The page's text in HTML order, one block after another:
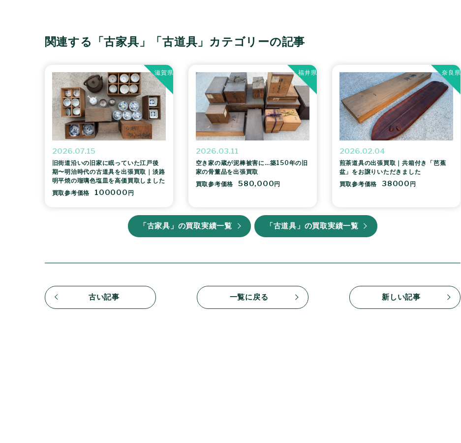
関連する「古家具」「古道具」カテゴリーの記事
2026.07.15
旧街道沿いの旧家に眠っていた江戸後
期〜明治時代の古道具を出張買取｜淡路
明平焼の瑠璃色塩皿を高価買取しました
買取参考価格
100000 円
滋賀県
2026.03.11
空き家の蔵が泥棒被害に…築150年の旧
家の骨董品を出張買取
買取参考価格
580,000円
福井県
2026.02.04
煎茶道具の出張買取｜共箱付き「芭蕉
盆」をお譲りいただきました
買取参考価格
38000 円
奈良県
「古家具」の買取実績一覧 「古道具」の買取実績一覧
古い記事 一覧に戻る 新しい記事